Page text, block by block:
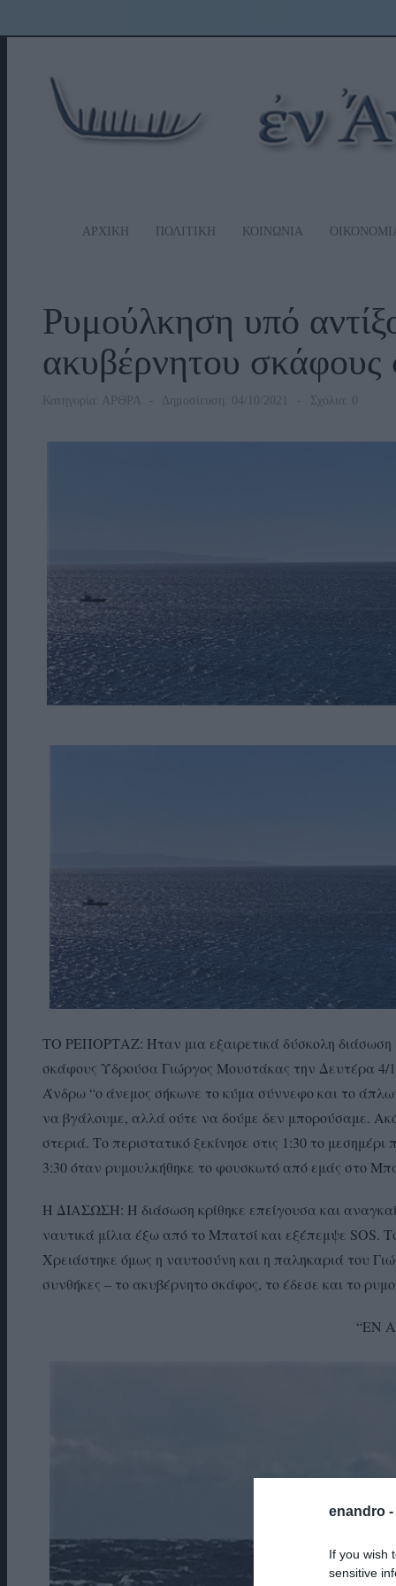
enandro -
If you wish
sensitive
ΑΡΧΙΚΗ ΠΟΛΙΤΙΚΗ ΚΟΙΝΩΝΙΑ
Ρυμούλκηση υπό
ακυβέρνητου
Κατηγορία: ΑΡΘΡΑ Δημοσίευση: 04/10/2021 Σχόλια: 0
ΤΟ ΡΕΠΟΡΤΑΖ: Ήταν μια εξαιρετικά δύσκολη διάσωση
σκάφους Υδρούσα Γιώργος Μουστάκας την Δευτέρα 4/
Άνδρω “ο άνεμος σήκωνε το κύμα σύννεφο και το
να βγάλουμε, αλλά ούτε να δούμε δεν μπορούσαμε.
στεριά. Το περιστατικό ξεκίνησε στις 1:30 το
3:30 όταν ρυμουλκήθηκε το φουσκωτό από εμάς στο
Η ΔΙΑΣΩΣΗ: Η διάσωση κρίθηκε επείγουσα και
ναυτικά μίλια έξω από το Μπατσί και εξέπεμψε SOS.
Χρειάστηκε όμως η ναυτοσύνη και η παληκαριά του
συνθήκες – το ακυβέρνητο σκάφος, το έδεσε και το
“ΕΝ